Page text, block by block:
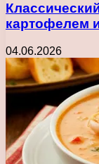
картофелем
04.06.2026